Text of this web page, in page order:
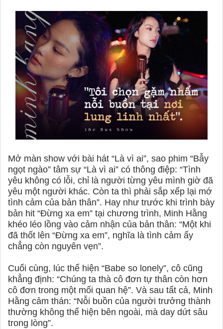
Mở màn show với bài hát “Là vì ai”, sao phim “Bẫy
ngọt ngào” tâm sự “Là vì ai” có thông điệp: “Tình
yêu không có lỗi, chỉ là người từng yêu mình giờ đã
yêu một người khác. Còn ta thì phải sắp xếp lại mớ
tình cảm của bản thân”. Hay như trước khi trình bày
bản hit “Đừng xa em” tại chương trình, Minh Hằng
khéo léo lồng vào cảm nhận của bản thân: “Một khi
đã thốt lên “Đừng xa em”, nghĩa là tình cảm ấy
chẳng còn nguyên vẹn”.
Cuối cùng, lúc thể hiện “Babe so lonely”, cô cũng
khẳng định: “Chúng ta thà cô đơn tự thân còn hơn
cô đơn trong một mối quan hệ”. Và sau tất cả, Minh
Hằng cảm thán: “Nỗi buồn của người trưởng thành
thường không thể hiện bên ngoài, mà day dứt sâu
trong lòng”.